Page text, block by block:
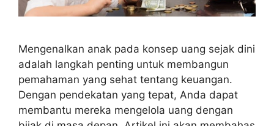
Mengenalkan anak pada konsep uang sejak dini
adalah langkah penting untuk membangun
pemahaman yang sehat tentang keuangan.
Dengan pendekatan yang tepat, Anda dapat
membantu mereka mengelola uang dengan